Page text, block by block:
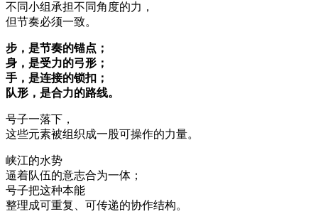
不同小组承担不同角度的力，
但节奏必须一致。
步，是节奏的锚点；
身，是受力的弓形；
手，是连接的锁扣；
队形，是合力的路线。
号子一落下，
这些元素被组织成一股可操作的力量。
峡江的水势
逼着队伍的意志合为一体；
号子把这种本能
整理成可重复、可传递的协作结构。